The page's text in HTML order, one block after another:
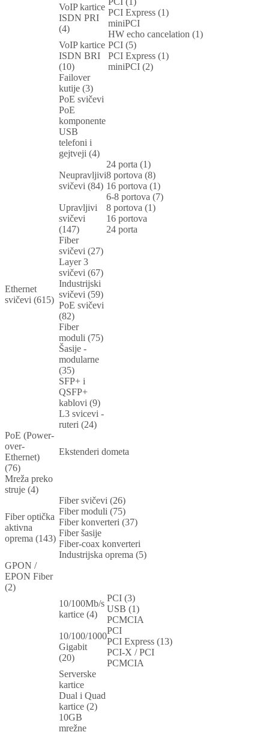
VoIP kartice
ISDN PRI
(4)
PCI Express (1)
miniPCI
HW echo cancelation (1)
VoIP kartice
ISDN BRI
(10)
PCI (5)
PCI Express (1)
miniPCI (2)
Failover
kutije (3)
PoE svičevi
PoE
komponente
USB
telefoni i
gejtveji (4)
Ethernet
svičevi (615)
Neupravljivi
svičevi (84)
24 porta (1)
8 portova (8)
16 portova (1)
6-8 portova (7)
Upravljivi
svičevi
(147)
8 portova (1)
16 portova
24 porta
Fiber
svičevi (27)
Layer 3
svičevi (67)
Industrijski
svičevi (59)
PoE svičevi
(82)
Fiber
moduli (75)
Šasije -
modularne
(35)
SFP+ i
QSFP+
kablovi (9)
L3 svicevi -
ruteri (24)
PoE (Power-
over-
Ethernet)
(76)
Ekstenderi dometa
Mreža preko
struje (4)
Fiber optička
aktivna
oprema (143)
Fiber svičevi (26)
Fiber moduli (75)
Fiber konverteri (37)
Fiber šasije
Fiber-coax konverteri
Industrijska oprema (5)
GPON /
EPON Fiber
(2)
10/100Mb/s
kartice (4)
PCI (3)
USB (1)
PCMCIA
10/100/1000
Gigabit
(20)
PCI
PCI Express (13)
PCI-X / PCI
PCMCIA
Serverske
kartice
Dual i Quad
kartice (2)
10GB
mrežne